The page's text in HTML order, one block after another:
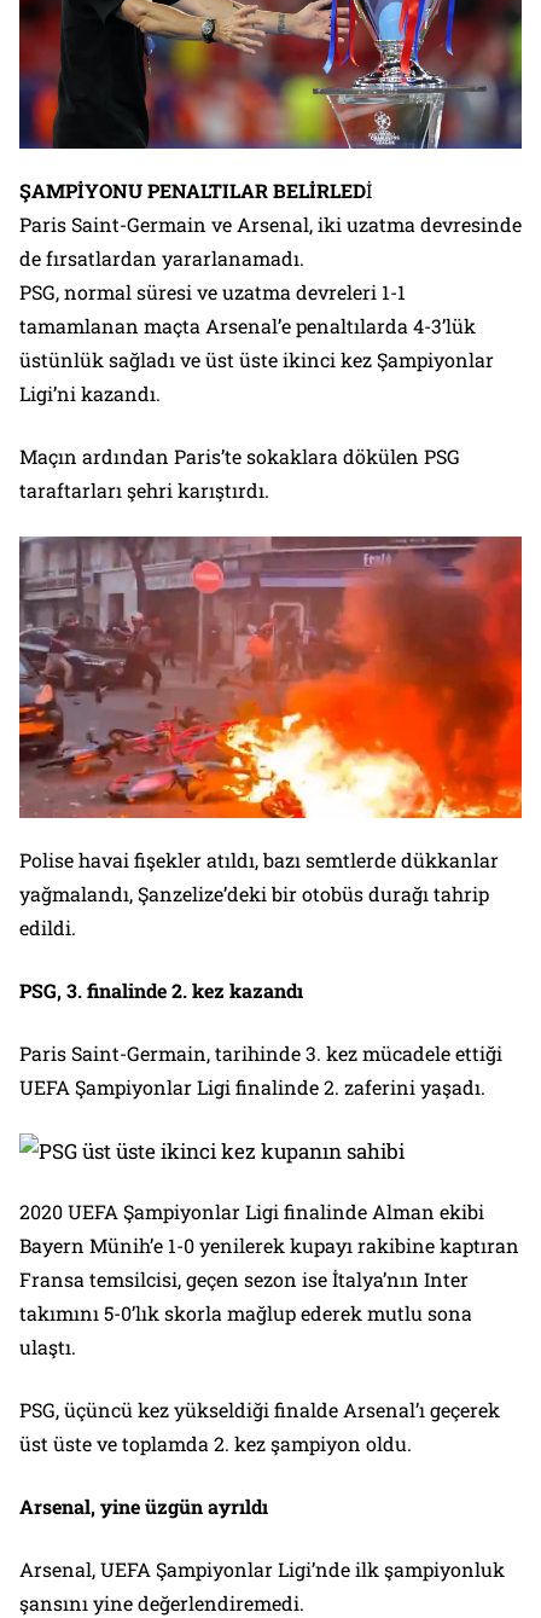
ŞAMPİYONU PENALTILAR BELİRLEDİ
Paris Saint-Germain ve Arsenal, iki uzatma devresinde
de fırsatlardan yararlanamadı.
PSG, normal süresi ve uzatma devreleri 1-1
tamamlanan maçta Arsenal’e penaltılarda 4-3’lük
üstünlük sağladı ve üst üste ikinci kez Şampiyonlar
Ligi’ni kazandı.
Maçın ardından Paris’te sokaklara dökülen PSG
taraftarları şehri karıştırdı.
Polise havai fişekler atıldı, bazı semtlerde dükkanlar
yağmalandı, Şanzelize’deki bir otobüs durağı tahrip
edildi.
PSG, 3. finalinde 2. kez kazandı
Paris Saint-Germain, tarihinde 3. kez mücadele ettiği
UEFA Şampiyonlar Ligi finalinde 2. zaferini yaşadı.
2020 UEFA Şampiyonlar Ligi finalinde Alman ekibi
Bayern Münih’e 1-0 yenilerek kupayı rakibine kaptıran
Fransa temsilcisi, geçen sezon ise İtalya’nın Inter
takımını 5-0’lık skorla mağlup ederek mutlu sona
ulaştı.
PSG, üçüncü kez yükseldiği finalde Arsenal’ı geçerek
üst üste ve toplamda 2. kez şampiyon oldu.
Arsenal, yine üzgün ayrıldı
Arsenal, UEFA Şampiyonlar Ligi’nde ilk şampiyonluk
şansını yine değerlendiremedi.